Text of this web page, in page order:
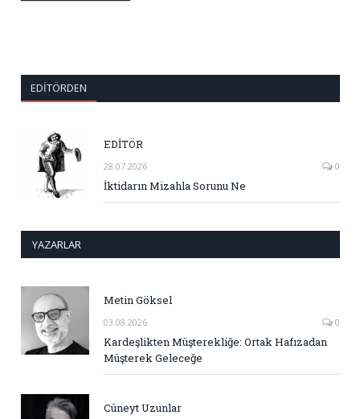
EDITÖRDEN
EDİTÖR
28.07.2026 0
İktidarın Mizahla Sorunu Ne
YAZARLAR
Metin Göksel
03.08.2026 0
Kardeşlikten Müşterekliğe: Ortak Hafızadan
Müşterek Geleceğe
Cüneyt Uzunlar